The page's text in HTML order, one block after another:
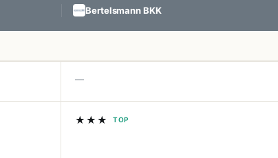
Bertelsmann BKK
—
★★★ TOP